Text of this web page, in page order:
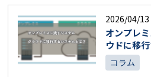
2026/04/13
オンプレ
ウドに移
コラム